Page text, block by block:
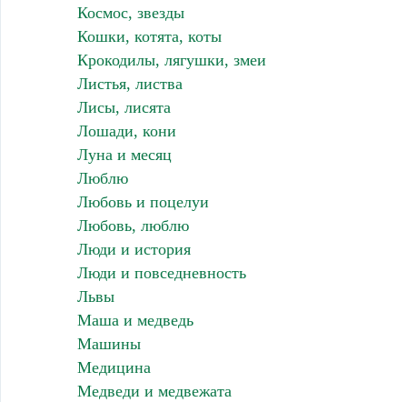
Космос, звезды
Кошки, котята, коты
Крокодилы, лягушки, змеи
Листья, листва
Лисы, лисята
Лошади, кони
Луна и месяц
Люблю
Любовь и поцелуи
Любовь, люблю
Люди и история
Люди и повседневность
Львы
Маша и медведь
Машины
Медицина
Медведи и медвежата